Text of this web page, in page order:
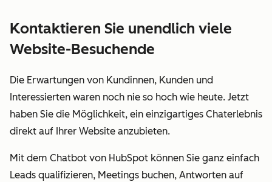
Kontaktieren Sie unendlich viele
Website-Besuchende
Die Erwartungen von Kundinnen, Kunden und
Interessierten waren noch nie so hoch wie heute. Jetzt
haben Sie die Möglichkeit, ein einzigartiges Chaterlebnis
direkt auf Ihrer Website anzubieten.
Mit dem Chatbot von HubSpot können Sie ganz einfach
Leads qualifizieren, Meetings buchen, Antworten auf